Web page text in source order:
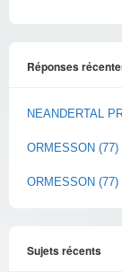
Réponses
NEANDERTAL
ORMESSON
ORMESSON
Sujets récents